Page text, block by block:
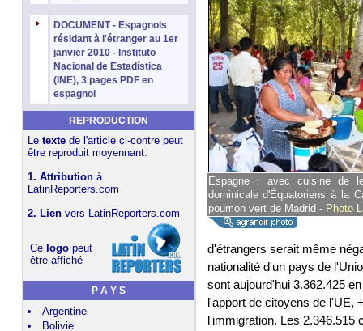
Espagne : avec cuisine de
dominicale d'Équatoriens à la
poumon vert de Madrid - Photo
d'étrangers serait même
nationalité d'un pays de
sont aujourd'hui 3.362.425
l'apport de citoyens de l'UE,
l'immigration. Les 2.346.515
DOCUMENT - Espagnols
résidant à l'étranger au 1er
janvier 2010 - Instituto
Nacional de Estadística
(INE), 3 pages PDF en
espagnol
REPRODUCTION
Le textede l'article ci-contre peut
être reproduit moyennant:
1. Attributionà
LatinReporters.com
2. Lienvers LatinReporters.com
Ce logopeut
être affiché
P A Y S
Argentine
Bolivie